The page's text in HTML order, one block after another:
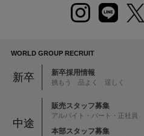
WORLD GROUP RECRUIT
新卒 新卒採用情報
挑もう 品よく 逞しく
中途
販売スタッフ募集
アルバイト・パート・正社員
本部スタッフ募集